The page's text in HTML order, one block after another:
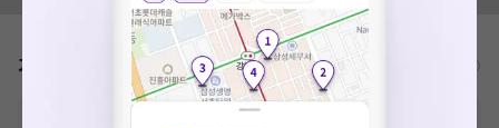
가격표 비급여/급여 진료란?